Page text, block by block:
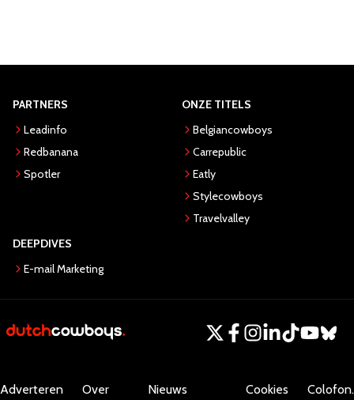
PARTNERS
Leadinfo
Redbanana
Spotler
ONZE TITELS
Belgiancowboys
Carrepublic
Eatly
Stylecowboys
Travelvalley
DEEPDIVES
E-mail Marketing
Adverteren Over Nieuws Cookies Colofon.